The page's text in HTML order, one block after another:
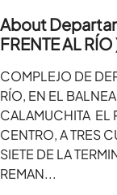
About
FRENTE AL RÍO
COMPLEJO DE
RÍO, EN EL
CALAMUCHITA
CENTRO, A TRES
SIETE DE LA
REMAN...